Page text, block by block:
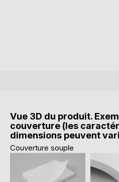
Vue 3D du produit.
couverture (les
dimensions peuvent
Couverture souple